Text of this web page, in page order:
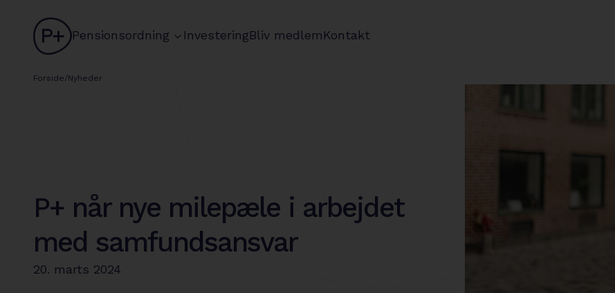
logo
Pensionsordning chevron
InvesteringBliv medlemKontakt
Forside/Nyheder
P+ når nye milepæle i arbejdet
med samfundsansvar
20. marts 2024